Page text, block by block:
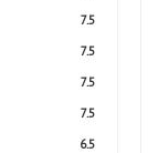
7.5
7.5
7.5
7.5
6.5